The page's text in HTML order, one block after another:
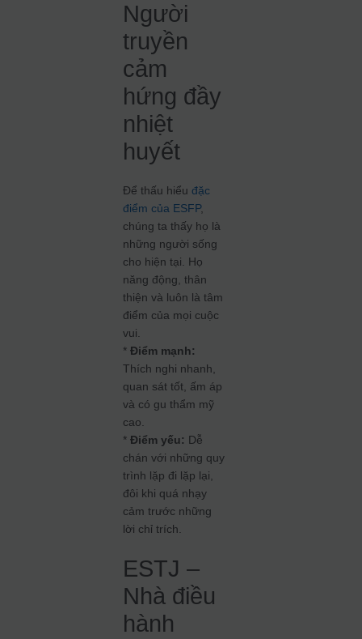
Người
truyền
cảm
hứng đầy
nhiệt
huyết
Để thấu hiểuđặc
điểm của ESFP,
chúng ta thấy họ là
những người sống
cho hiện tại. Họ
năng động, thân
thiện và luôn là tâm
điểm của mọi cuộc
vui.
*Điểm mạnh:
Thích nghi nhanh,
quan sát tốt, ấm áp
và có gu thẩm mỹ
cao.
*Điểm yếu: Dễ
chán với những quy
trình lặp đi lặp lại,
đôi khi quá nhạy
cảm trước những
lời chỉ trích.
ESTJ –
Nhà điều
hành